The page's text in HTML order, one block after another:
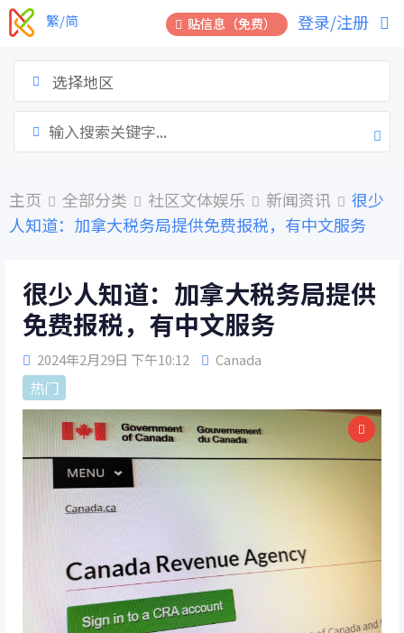
跳
到
贴信息（免费） 登录/注册
繁/简
选择地区
主页 全部分类 社区文体娱乐 新闻资讯
很少
人知道：加拿大税务局提供免费报税，有中文服务
很少人知道：加拿大税务局提供
免费报税，有中文服务
2024年2月29日 下午10:12 Canada
热门